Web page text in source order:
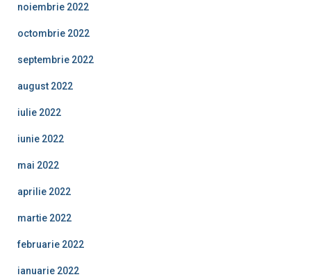
noiembrie 2022
octombrie 2022
septembrie 2022
august 2022
iulie 2022
iunie 2022
mai 2022
aprilie 2022
martie 2022
februarie 2022
ianuarie 2022